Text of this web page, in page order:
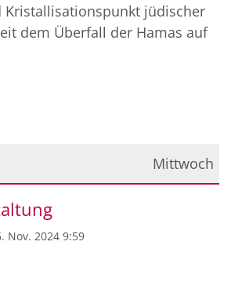
Kristallisationspunkt jüdischer
dem Überfall der Hamas auf
Mittwoch
2024
Nov. 2024 9:59